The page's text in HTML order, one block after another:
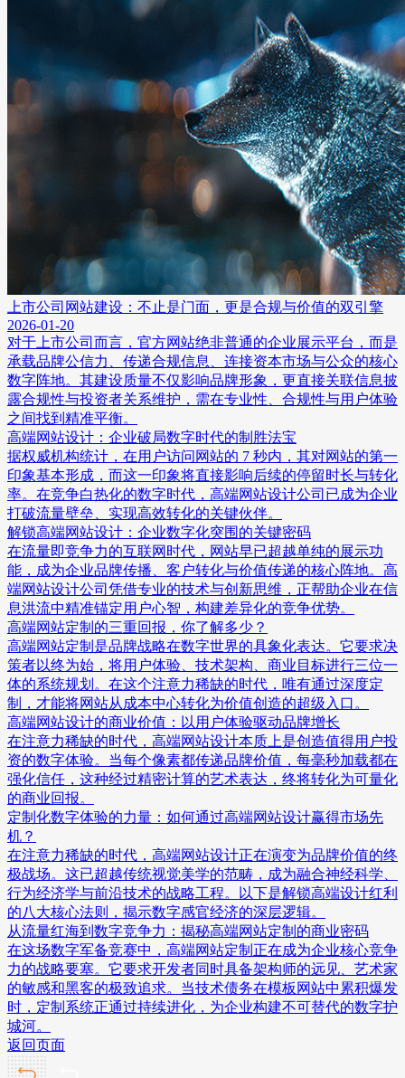
上市公司网站建设：不止是门面，更是合规与价值的双引擎
2026-01-20
对于上市公司而言，官方网站绝非普通的企业展示平台，而是
承载品牌公信力、传递合规信息、连接资本市场与公众的核心
数字阵地。其建设质量不仅影响品牌形象，更直接关联信息披
露合规性与投资者关系维护，需在专业性、合规性与用户体验
之间找到精准平衡。
高端网站设计：企业破局数字时代的制胜法宝
据权威机构统计，在用户访问网站的 7 秒内，其对网站的第一
印象基本形成，而这一印象将直接影响后续的停留时长与转化
率。在竞争白热化的数字时代，高端网站设计公司已成为企业
打破流量壁垒、实现高效转化的关键伙伴。
解锁高端网站设计：企业数字化突围的关键密码
在流量即竞争力的互联网时代，网站早已超越单纯的展示功
能，成为企业品牌传播、客户转化与价值传递的核心阵地。高
端网站设计公司凭借专业的技术与创新思维，正帮助企业在信
息洪流中精准锚定用户心智，构建差异化的竞争优势。
高端网站定制的三重回报，你了解多少？
高端网站定制是品牌战略在数字世界的具象化表达。它要求决
策者以终为始，将用户体验、技术架构、商业目标进行三位一
体的系统规划。在这个注意力稀缺的时代，唯有通过深度定
制，才能将网站从成本中心转化为价值创造的超级入口。
高端网站设计的商业价值：以用户体验驱动品牌增长
在注意力稀缺的时代，高端网站设计本质上是创造值得用户投
资的数字体验。当每个像素都传递品牌价值，每毫秒加载都在
强化信任，这种经过精密计算的艺术表达，终将转化为可量化
的商业回报。
定制化数字体验的力量：如何通过高端网站设计赢得市场先
机？
在注意力稀缺的时代，高端网站设计正在演变为品牌价值的终
极战场。这已超越传统视觉美学的范畴，成为融合神经科学、
行为经济学与前沿技术的战略工程。以下是解锁高端设计红利
的八大核心法则，揭示数字感官经济的深层逻辑。
从流量红海到数字竞争力：揭秘高端网站定制的商业密码
在这场数字军备竞赛中，高端网站定制正在成为企业核心竞争
力的战略要塞。它要求开发者同时具备架构师的远见、艺术家
的敏感和黑客的极致追求。当技术债务在模板网站中累积爆发
时，定制系统正通过持续进化，为企业构建不可替代的数字护
城河。
返回页面